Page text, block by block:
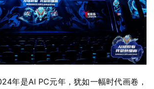
年是AI PC元年，犹如一幅时代画卷，